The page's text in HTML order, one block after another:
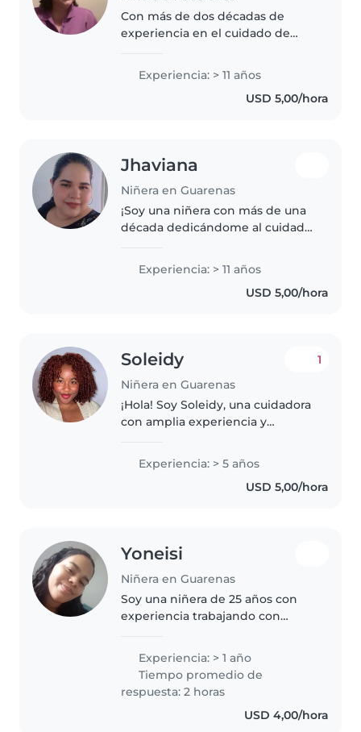
Con más de dos décadas de
experiencia en el cuidado de
con niños pequeños,
preescolares y escolares. Soy
Licenciada en Educación Inicial y
Experiencia: > 11 años
USD 5,00/hora
Jhaviana
Niñera en Guarenas
¡Soy una niñera con más de una
década dedicándome al cuidado
niños desde bebés hasta
preescolares, con actividades
creativas, música y lectura. Me
Experiencia: > 11 años
USD 5,00/hora
Soleidy
Niñera en Guarenas
1
¡Hola! Soy Soleidy, una cuidadora
con amplia experiencia y
desde bebés hasta adolescentes.
He trabajado en centros
maternales atendiendo a niños
Experiencia: > 5 años
USD 5,00/hora
Yoneisi
Niñera en Guarenas
Soy una niñera de 25 años con
experiencia trabajando con
tengo un espíritu creativo.
Puedo ayudar con una variedad
de tareas,..
Experiencia: > 1 año
Tiempo promedio de
respuesta: 2 horas
USD 4,00/hora